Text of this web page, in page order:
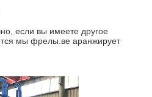
если вы имеете другое
мы фрелы.ве аранжирует